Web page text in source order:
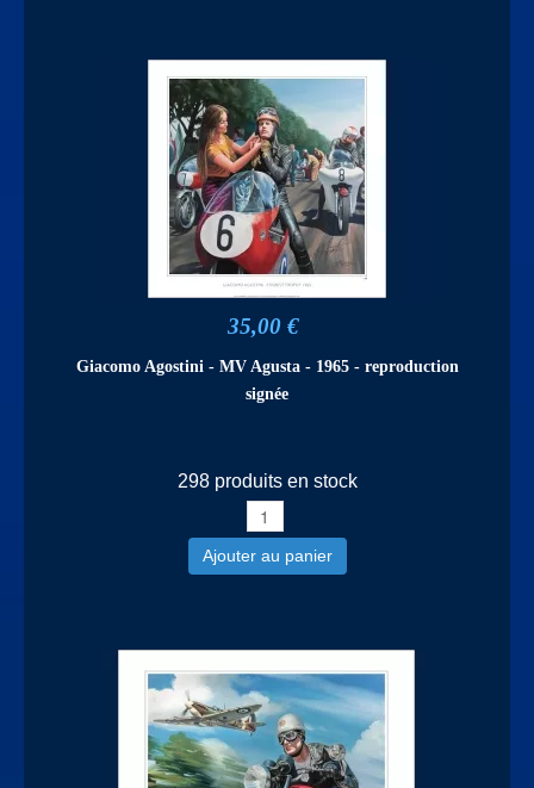
35,00 €
Giacomo Agostini - MV Agusta - 1965 - reproduction
signée
298 produits en stock
Ajouter au panier